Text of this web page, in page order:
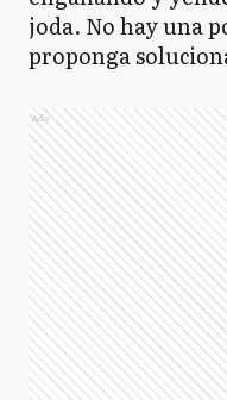
joda. No hay una
proponga
Ads